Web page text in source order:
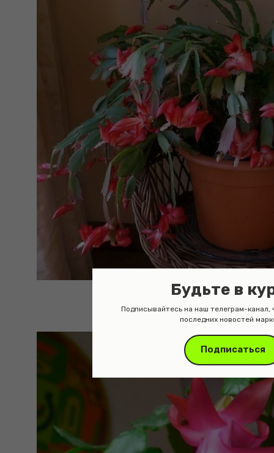
Будьте в
Подписывайтесь на наш телеграм-канал,
последних новостей
Подписаться